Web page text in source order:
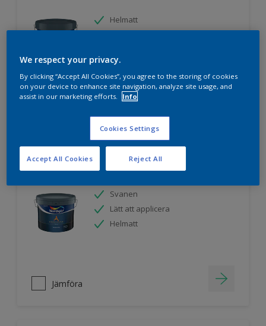
Helmatt
Nordsjö Ambiance Endless Sky takfärg
Svanen
Lätt att applicera
Helmatt
Jämföra
We respect your privacy.
By clicking “Accept All Cookies”, you agree to the storing of cookies
on your device to enhance site navigation, analyze site usage, and
assist in our marketing efforts.
Info
Cookies Settings
Reject All
Accept All Cookies